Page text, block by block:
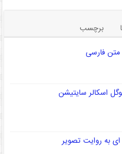
برچسب
متن فارسی
اسکالر سایتیشن
به روایت تصویر